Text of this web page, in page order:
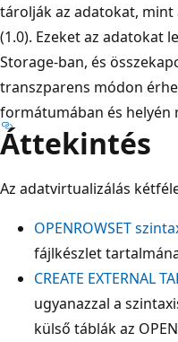
tárolják az adatokat, mint
(1.0). Ezeket az adatokat
Storage-ban, és
transzparens módon
formátumában és helyén
Áttekintés
Az adatvirtualizálás
OPENROWSET
fájlkészlet
CREATE EXTERNAL
ugyanazzal a
külső táblák az